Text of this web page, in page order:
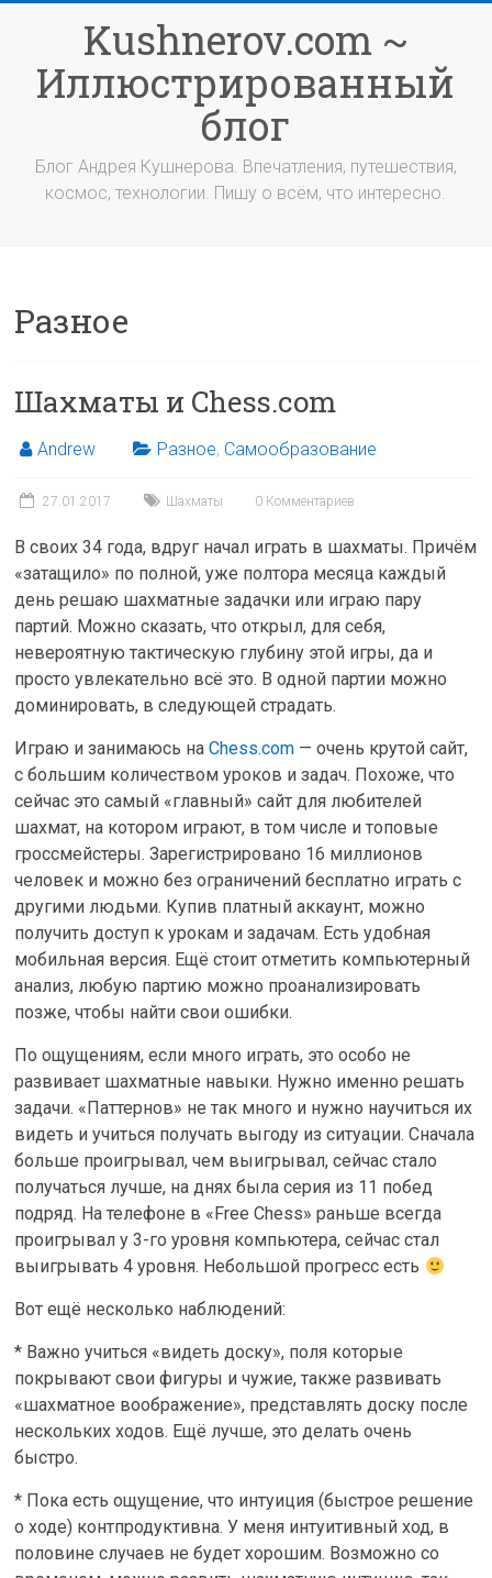
содержимомуKushnerov.com ~
Иллюстрированный
блог
Блог Андрея Кушнерова. Впечатления, путешествия,
космос, технологии. Пишу о всём, что интересно.
Разное
Шахматы и Chess.com
Andrew Разное, Самообразование
27.01.2017 Шахматы 0 Комментариев
В своих 34 года, вдруг начал играть в шахматы. Причём
«затащило» по полной, уже полтора месяца каждый
день решаю шахматные задачки или играю пару
партий. Можно сказать, что открыл, для себя,
невероятную тактическую глубину этой игры, да и
просто увлекательно всё это. В одной партии можно
доминировать, в следующей страдать.
Играю и занимаюсь наChess.com — очень крутой сайт,
с большим количеством уроков и задач. Похоже, что
сейчас это самый «главный» сайт для любителей
шахмат, на котором играют, в том числе и топовые
гроссмейстеры. Зарегистрировано 16 миллионов
человек и можно без ограничений бесплатно играть с
другими людьми. Купив платный аккаунт, можно
получить доступ к урокам и задачам. Есть удобная
мобильная версия. Ещё стоит отметить компьютерный
анализ, любую партию можно проанализировать
позже, чтобы найти свои ошибки.
По ощущениям, если много играть, это особо не
развивает шахматные навыки. Нужно именно решать
задачи. «Паттернов» не так много и нужно научиться их
видеть и учиться получать выгоду из ситуации. Сначала
больше проигрывал, чем выигрывал, сейчас стало
получаться лучше, на днях была серия из 11 побед
подряд. На телефоне в «Free Chess» раньше всегда
проигрывал у 3-го уровня компьютера, сейчас стал
выигрывать 4 уровня. Небольшой прогресс есть
Вот ещё несколько наблюдений:
* Важно учиться «видеть доску», поля которые
покрывают свои фигуры и чужие, также развивать
«шахматное воображение», представлять доску после
нескольких ходов. Ещё лучше, это делать очень
быстро.
* Пока есть ощущение, что интуиция (быстрое решение
о ходе) контпродуктивна. У меня интуитивный ход, в
половине случаев не будет хорошим. Возможно со